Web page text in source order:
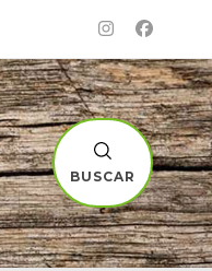
BUSCAR